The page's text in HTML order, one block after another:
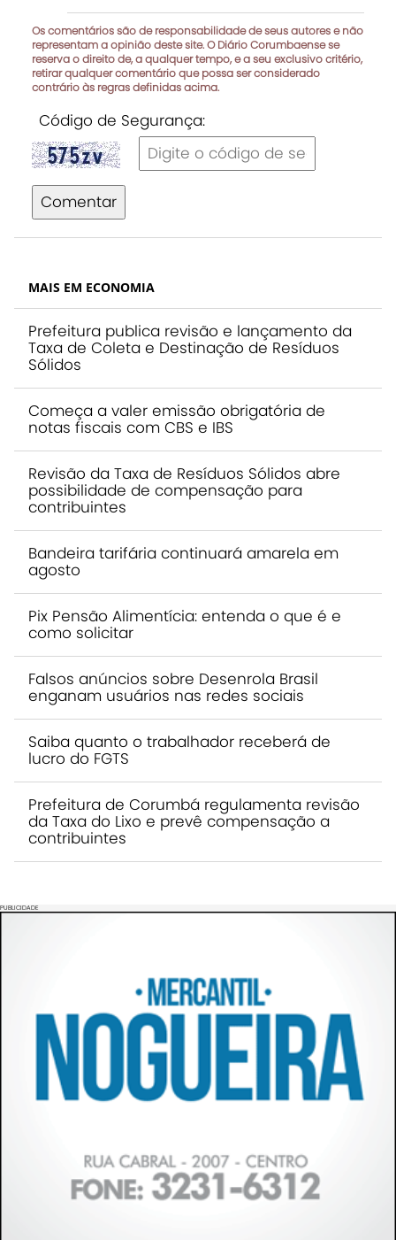
Os comentários são de responsabilidade de seus autores e não
representam a opinião deste site. O Diário Corumbaense se
reserva o direito de, a qualquer tempo, e a seu exclusivo critério,
retirar qualquer comentário que possa ser considerado
contrário às regras definidas acima.
Código de Segurança:
Comentar
MAIS EM ECONOMIA
Prefeitura publica revisão e lançamento da
Taxa de Coleta e Destinação de Resíduos
Sólidos
Começa a valer emissão obrigatória de
notas fiscais com CBS e IBS
Revisão da Taxa de Resíduos Sólidos abre
possibilidade de compensação para
contribuintes
Bandeira tarifária continuará amarela em
agosto
Pix Pensão Alimentícia: entenda o que é e
como solicitar
Falsos anúncios sobre Desenrola Brasil
enganam usuários nas redes sociais
Saiba quanto o trabalhador receberá de
lucro do FGTS
Prefeitura de Corumbá regulamenta revisão
da Taxa do Lixo e prevê compensação a
contribuintes
PUBLICIDADE